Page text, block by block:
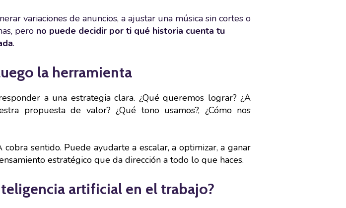
variaciones de anuncios, a ajustar una música sin cortes o
pero no puede decidir por ti qué historia cuenta tu
.
la herramienta
a una estrategia clara. ¿Qué queremos lograr? ¿A
propuesta de valor? ¿Qué tono usamos?, ¿Cómo nos
sentido. Puede ayudarte a escalar, a optimizar, a ganar
estratégico que da dirección a todo lo que haces.
artificial en el trabajo?